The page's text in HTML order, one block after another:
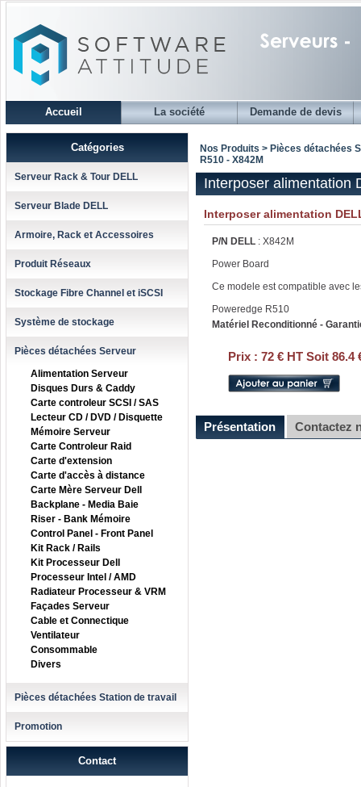
Accueil La société Demande de devis
Catégories
Serveur Rack & Tour DELL
Serveur Blade DELL
Armoire, Rack et Accessoires
Produit Réseaux
Stockage Fibre Channel et iSCSI
Système de stockage
Pièces détachées Serveur
Alimentation Serveur
Disques Durs & Caddy
Carte controleur SCSI / SAS
Lecteur CD / DVD / Disquette
Mémoire Serveur
Carte Controleur Raid
Carte d'extension
Carte d'accès à distance
Carte Mère Serveur Dell
Backplane - Media Baie
Riser - Bank Mémoire
Control Panel - Front Panel
Kit Rack / Rails
Kit Processeur Dell
Processeur Intel / AMD
Radiateur Processeur & VRM
Façades Serveur
Cable et Connectique
Ventilateur
Consommable
Divers
Pièces détachées Station de travail
Promotion
Contact
Nos Produits > Pièces détachées
R510 - X842M
Interposer alimentation
Interposer alimentation
P/N DELL : X842M
Power Board
Ce modele est compatible avec
Poweredge R510
Matériel Reconditionné -
Prix : 72 € HT Soit 86.4
Présentation Contactez